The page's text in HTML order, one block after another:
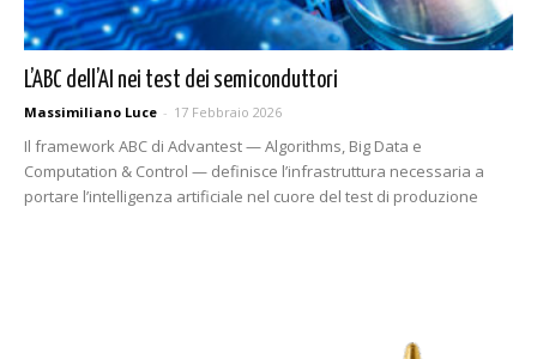
L’ABC dell’AI nei test dei semiconduttori
Massimiliano Luce - 17 Febbraio 2026
Il framework ABC di Advantest — Algorithms, Big Data e
Computation & Control — definisce l’infrastruttura necessaria a
portare l’intelligenza artificiale nel cuore del test di produzione